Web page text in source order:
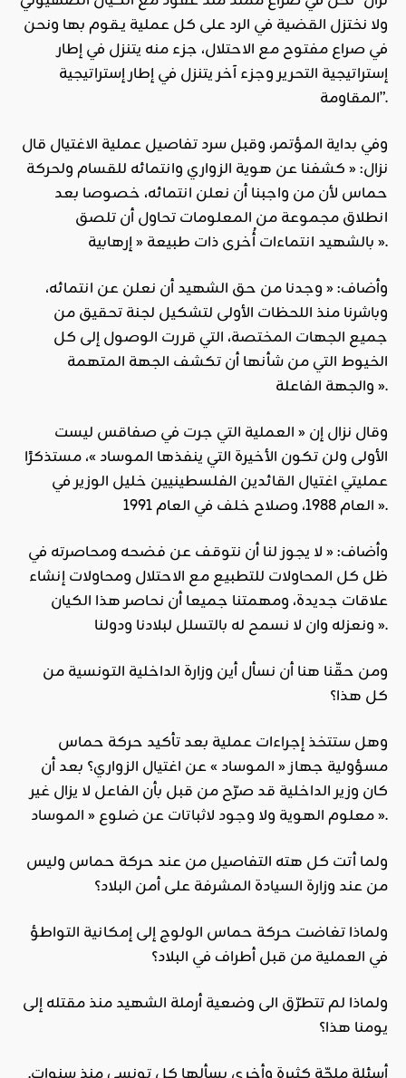
ولا نختزل القضية في الرد على كل عملية يـقوم بها ونحن
في صراع مفتوح مع الاحتلال، جزء منه يتنزل في إطار
إستراتيجية التحرير وجزء آخر يتنزل في إطار إستراتيجية
المقاومة”.
وفي بداية المؤتمر، وقبل سرد تفاصيل عملية الاغتيال قال
نزال: « كشفنا عن هوية الزواري وانتمائه للقسام ولحركة
حماس لأن من واجبنا أن نعلن انتمائه، خصوصا بعد
انطلاق مجموعة من المعلومات تحاول أن تلصق
بالشهيد انتماءات أُخرى ذات طبيعة « إرهابية ».
وأضاف: « وجدنا من حق الشهيد أن نعلن عن انتمائه،
وباشرنا منذ اللحظات الأولى لتشكيل لجنة تحقيق من
جميع الجهات المختصة، التي قررت الوصول إلى كل
الخيوط التي من شأنها أن تكشف الجهة المتهمة
والجهة الفاعلة ».
وقال نزال إن « العملية التي جرت في صفاقس ليست
الأولى ولن تكون الأخيرة التي ينفذها الموساد »، مستذكرًا
عمليتي اغتيال القائدين الفلسطينيين خليل الوزير في
العام 1988، وصلاح خلف في العام 1991 ».
وأضاف: « لا يجوز لنا أن نتوقف عن فضحه ومحاصرته في
ظل كل المحاولات للتطبيع مع الاحتلال ومحاولات إنشاء
علاقات جديدة، ومهمتنا جميعا أن نحاصر هذا الكيان
ونعزله وان لا نسمح له بالتسلل لبلادنا ودولنا ».
ومن حقّنا هنا أن نسأل أين وزارة الداخلية التونسية من
كل هذا؟
وهل ستتخذ إجراءات عملية بعد تأكيد حركة حماس
مسؤولية جهاز « الموساد » عن اغتيال الزواري؟ بعد أن
كان وزير الداخلية قد صرّح من قبل بأن الفاعل لا يزال غير
معلوم الهوية ولا وجود لاثباتات عن ضلوع « الموساد ».
ولما أتت كل هته التفاصيل من عند حركة حماس وليس
من عند وزارة السيادة المشرفة على أمن البلاد؟
ولماذا تغاضت حركة حماس الولوج إلى إمكانية التواطؤ
في العملية من قبل أطراف في البلاد؟
ولماذا لم تتطرّق الى وضعية أرملة الشهيد منذ مقتله إلى
يومنا هذا؟